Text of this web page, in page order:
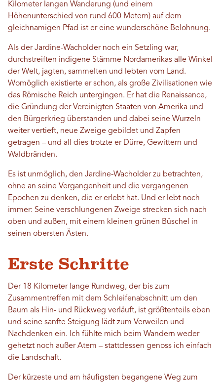
Kilometer langen Wanderung (und einem
Höhenunterschied von rund 600 Metern) auf dem
gleichnamigen Pfad ist er eine wunderschöne Belohnung.
Als der Jardine-Wacholder noch ein Setzling war,
durchstreiften indigene Stämme Nordamerikas alle Winkel
der Welt, jagten, sammelten und lebten vom Land.
Womöglich existierte er schon, als große Zivilisationen wie
das Römische Reich untergingen. Er hat die Renaissance,
die Gründung der Vereinigten Staaten von Amerika und
den Bürgerkrieg überstanden und dabei seine Wurzeln
weiter vertieft, neue Zweige gebildet und Zapfen
getragen – und all dies trotzte er Dürre, Gewittern und
Waldbränden.
Es ist unmöglich, den Jardine-Wacholder zu betrachten,
ohne an seine Vergangenheit und die vergangenen
Epochen zu denken, die er erlebt hat. Und er lebt noch
immer: Seine verschlungenen Zweige strecken sich nach
oben und außen, mit einem kleinen grünen Büschel in
seinen obersten Ästen.
Erste Schritte
Der 18 Kilometer lange Rundweg, der bis zum
Zusammentreffen mit dem Schleifenabschnitt um den
Baum als Hin- und Rückweg verläuft, ist größtenteils eben
und seine sanfte Steigung lädt zum Verweilen und
Nachdenken ein. Ich fühlte mich beim Wandern weder
gehetzt noch außer Atem – stattdessen genoss ich einfach
die Landschaft.
Der kürzeste und am häufigsten begangene Weg zum